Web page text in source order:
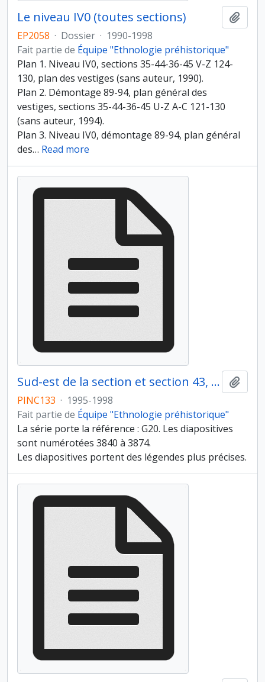
Le niveau IV0 (toutes sections)
EP2058 · Dossier · 1990-1998
Fait partie de Équipe "Ethnologie préhistorique"
Plan 1. Niveau IV0, sections 35-44-36-45 V-Z 124-
130, plan des vestiges (sans auteur, 1990).
Plan 2. Démontage 89-94, plan général des
vestiges, sections 35-44-36-45 U-Z A-C 121-130
(sans auteur, 1994).
Plan 3. Niveau IV0, démontage 89-94, plan général
des… Read more
Sud-est de la section et section 43, foyer TU 129-130 et abords
PINC133 · 1995-1998
Fait partie de Équipe "Ethnologie préhistorique"
La série porte la référence : G20. Les diapositives
sont numérotées 3840 à 3874.
Les diapositives portent des légendes plus précises.